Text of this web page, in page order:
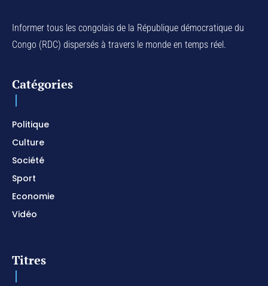
Piano pour prier / Soaking Worship Instrumental
01:17:32
For Your Name Is Holy / Prophetic Worship
I SURRENDER / Soaking Worship Instrumental /
Informer tous les congolais de la République démocratique du
Congo (RDC) dispersés à travers le monde en temps réel.
Catégories
Politique
Culture
Société
Sport
Economie
Vidéo
Titres